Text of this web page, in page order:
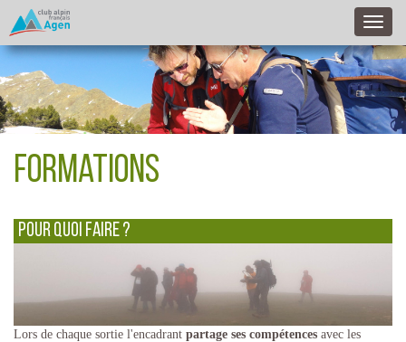
formations
Pour quoi faire ?
Lors de chaque sortie l'encadrant partage ses compétences avec les